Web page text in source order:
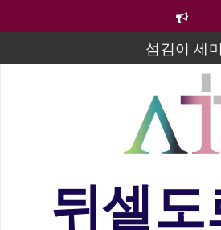
섬김이 세
김태희 자매 졸
2023년 어린이 주일
라합3 나라 봉
은퇴사-우선
뒤셀